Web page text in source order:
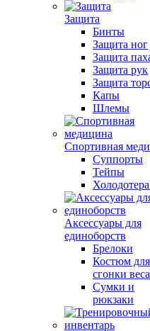
Защита
Бинты
Защита ног
Защита
Защита рук
Защита
Капы
Шлемы
Спортивная
Суппорты
Тейпы
Аксессуары для
единоборств
Брелоки
Костюм для
сгонки веса
Сумки и
рюкзаки